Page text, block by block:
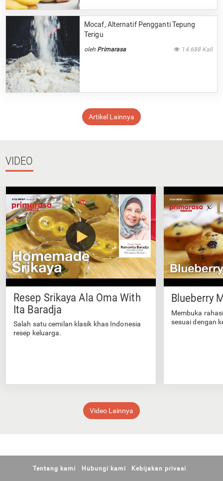
Mocaf, Alternatif Pengganti Tepung
Terigu
oleh Primarasa 14.688 Kali
Artikel Lainnya
VIDEO
Resep Srikaya Ala Oma With
Ita Baradja
Salah satu cemilan klasik khas Indonesia
resep keluarga.
Blueberry
Membuka
sesuai dengan
Video Lainnya
Tentang kami Hubungi kami Kebijakan privasi